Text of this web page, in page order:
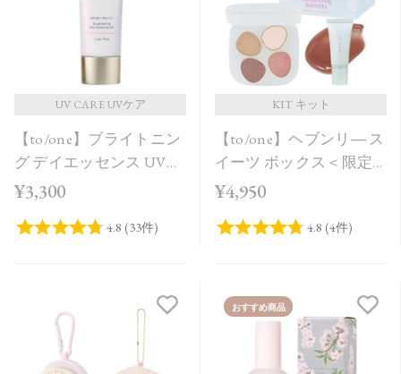
UV CARE UVケア
【to/one】ブライトニン
グ デイエッセンス UV
Lilac Pink
¥3,300
KIT キット
【to/one】ヘブンリ― ス
イーツ ボックス＜限定
品全3種＞＜Holiday
¥4,950
おすすめ商品